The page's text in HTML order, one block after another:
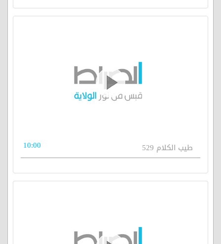
طيب الكلام 529 10:00